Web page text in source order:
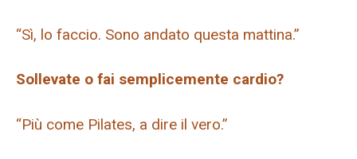
“Sì, lo faccio. Sono andato questa mattina.”
Sollevate o fai semplicemente cardio?
“Più come Pilates, a dire il vero.”